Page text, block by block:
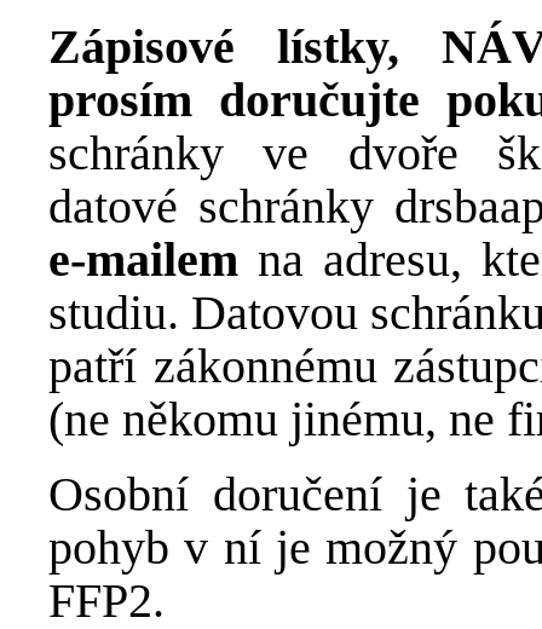
Zápisové lístky,
prosím doručujte
schránky ve dvoře
datové schránky
e-mailem na adresu,
studiu. Datovou
patří zákonnému
(ne někomu jinému, ne
Osobní doručení je
pohyb v ní je možný
FFP2.